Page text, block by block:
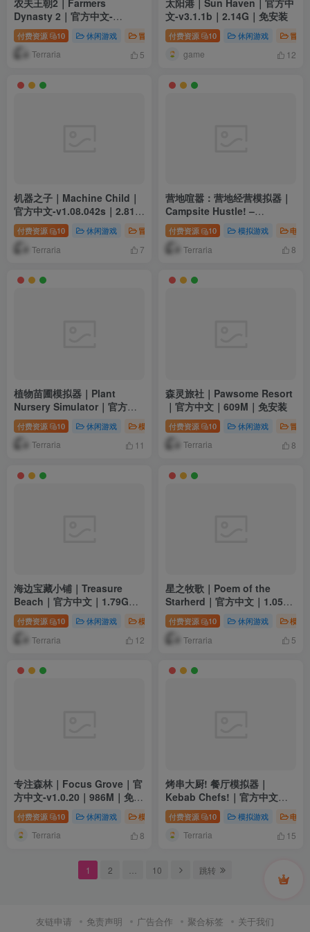
Dynasty 2｜官方中文-
v0.49.03｜21.7G｜免安装
付费资源 10 休闲游戏 冒险游戏 模拟游戏
Terraria 5
文-v3.1.1b｜2.14G｜免安装
付费资源 10 休闲游戏 冒险
game 12
机器之子｜Machine Child｜
官方中文-v1.08.042s｜2.81G
｜免安装
付费资源 10 休闲游戏 冒险游戏 模拟游戏
Terraria 7
营地喧嚣：营地经营模拟器｜
Campsite Hustle! –
Management Simulator｜官
方中文｜9.81G｜免安装
付费资源 10 模拟游戏 电脑
Terraria 8
植物苗圃模拟器｜Plant
Nursery Simulator｜官方中
文｜3.59G｜免安装
付费资源 10 休闲游戏 模拟游戏 电脑游戏
Terraria 11
森灵旅社｜Pawsome Resort
｜官方中文｜609M｜免安装
付费资源 10 休闲游戏 冒险
Terraria 8
海边宝藏小铺｜Treasure
Beach｜官方中文｜1.79G｜
免安装
付费资源 10 休闲游戏 模拟游戏 电脑游戏
Terraria 12
星之牧歌｜Poem of the
Starherd｜官方中文｜1.05G
｜免安装
付费资源 10 休闲游戏 模拟
Terraria 5
专注森林｜Focus Grove｜官
方中文-v1.0.20｜986M｜免安
装付费资源 10 休闲游戏 模拟游戏 电脑游戏
Terraria 8
烤串大厨! 餐厅模拟器｜
Kebab Chefs!｜官方中文｜
6.90G｜免安装
付费资源 10 模拟游戏 电脑
Terraria 15
1 2 10 跳转
友链申请 免责声明 广告合作 聚合标签 关于我们